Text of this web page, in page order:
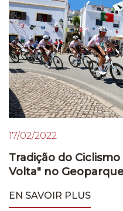
17/02/2022
Tradição do
Volta" no
EN SAVOIR PLUS